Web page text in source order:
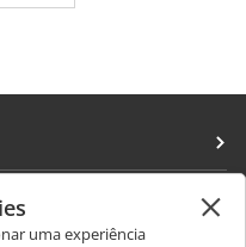
uma experiência